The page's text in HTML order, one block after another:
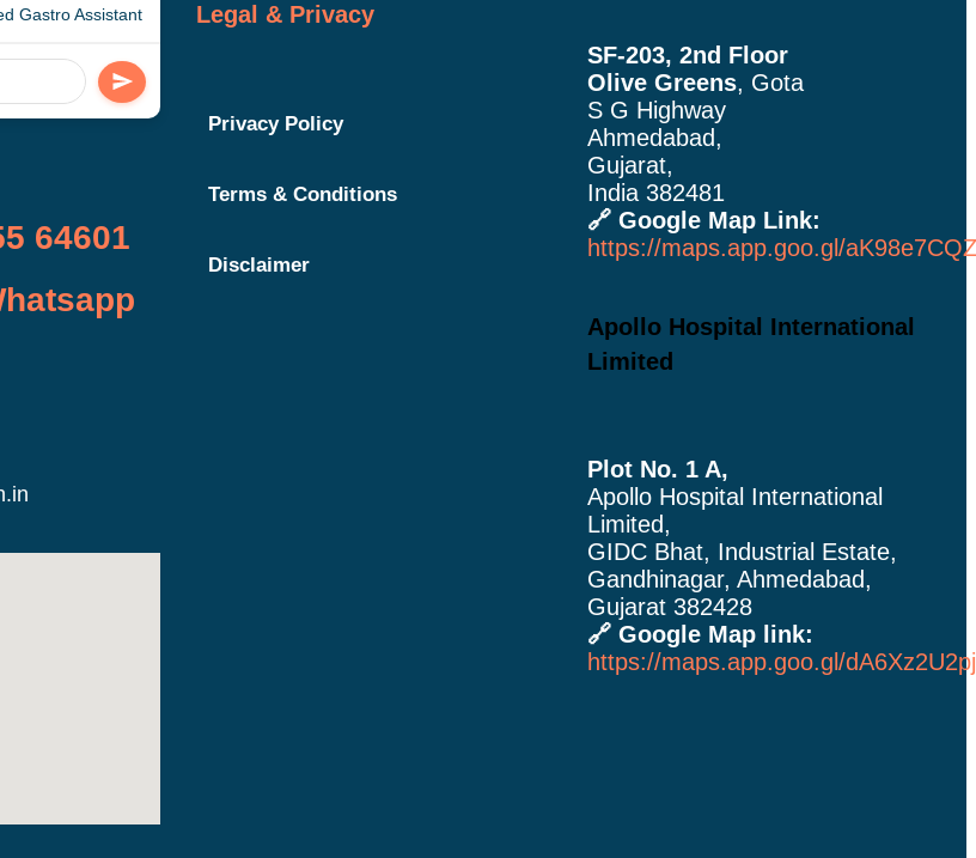
Gastro Assistant
64601
Legal & Privacy
Privacy Policy
Terms & Conditions
Disclaimer
SF-203, 2nd Floor
Olive Greens, Gota
S G Highway
Ahmedabad,
Gujarat,
India 382481
🔗 Google Map Link:
https://maps.app.goo.gl/
Apollo Hospital International
Limited
Plot No. 1 A,
Apollo Hospital International
Limited,
GIDC Bhat, Industrial Estate,
Gandhinagar, Ahmedabad,
Gujarat 382428
🔗 Google Map link:
https://maps.app.goo.gl/